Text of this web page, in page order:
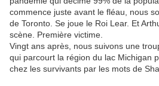
commence juste avant le fléau, nous
de Toronto. Se joue le Roi Lear. Et
scène. Première victime.
Vingt ans après, nous suivons une
qui parcourt la région du lac Michigan
chez les survivants par les mots de